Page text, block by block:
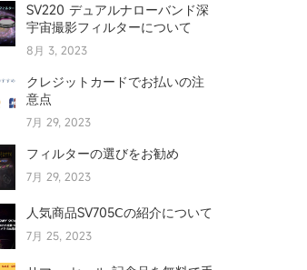
SV220 デュアルナローバンド深
宇宙撮影フィルターについて
8月 3, 2023
クレジットカードでお払いの注
意点
7月 29, 2023
フィルターの選びをお勧め
7月 29, 2023
人気商品SV705Ⅽの紹介について
7月 25, 2023